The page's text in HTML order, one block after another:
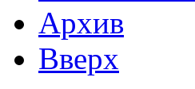
Архив
Вверх